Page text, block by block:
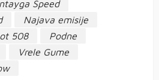
Speed
Najava emisije
508
Podne
Vrele Gume